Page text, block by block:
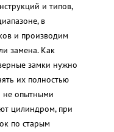
и типов,
в
и производим
замена. Как
замки нужно
их полностью
не опытными
цилиндром, при
по старым